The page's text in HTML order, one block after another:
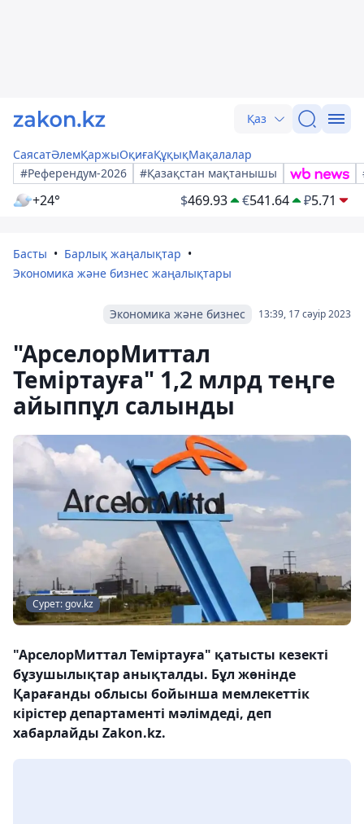
Қаз
СаясатӘлемҚаржыОқиғаҚұқықМақалалар
#Референдум-2026
#Қазақстан мақтанышы
+24° $469.93 €541.64 ₽5.71
Басты
Барлық жаңалықтар
Экономика және бизнес жаңалықтары
13:39, 17 сәуір 2023
Экономика және бизнес
"АрселорМиттал
Теміртауға" 1,2 млрд теңге
айыппұл салынды
Сурет: gov.kz
"АрселорМиттал Теміртауға" қатысты кезекті
бұзушылықтар анықталды. Бұл жөнінде
Қарағанды облысы бойынша мемлекеттік
кірістер департаменті мәлімдеді, деп
хабарлайды Zakon.kz.